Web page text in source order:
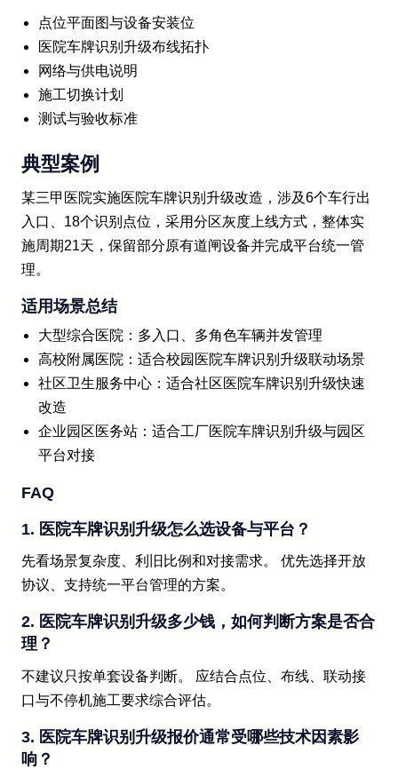
点位平面图与设备安装位
医院车牌识别升级布线拓扑
网络与供电说明
施工切换计划
测试与验收标准
典型案例
某三甲医院实施医院车牌识别升级改造，涉及6个车行出
入口、18个识别点位，采用分区灰度上线方式，整体实
施周期21天，保留部分原有道闸设备并完成平台统一管
理。
适用场景总结
大型综合医院：多入口、多角色车辆并发管理
高校附属医院：适合校园医院车牌识别升级联动场景
社区卫生服务中心：适合社区医院车牌识别升级快速
改造
企业园区医务站：适合工厂医院车牌识别升级与园区
平台对接
FAQ
1. 医院车牌识别升级怎么选设备与平台？
先看场景复杂度、利旧比例和对接需求。 优先选择开放
协议、支持统一平台管理的方案。
2. 医院车牌识别升级多少钱，如何判断方案是否合
理？
不建议只按单套设备判断。 应结合点位、布线、联动接
口与不停机施工要求综合评估。
3. 医院车牌识别升级报价通常受哪些技术因素影
响？